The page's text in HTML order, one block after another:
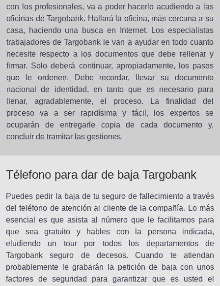
con los profesionales, va a poder hacerlo acudiendo a las
oficinas de Targobank. Hallará la oficina, más cercana a su
casa, haciendo una busca en Internet. Los especialistas
trabajadores de Targobank le van a ayudar en todo cuanto
necesite respecto a los documentos que debe rellenar y
firmar. Solo deberá continuar, apropiadamente, los pasos
que le ordenen. Debe recordar, llevar su documento
nacional de identidad, en tanto que es necesario para
llenar, agradablemente, el proceso. La finalidad del
proceso va a ser rapidísima y fácil, los expertos se
ocuparán de entregarle copia de cada documento y,
concluir de tramitar las gestiones.
Télefono para dar de baja Targobank
Puedes pedir la baja de tu seguro de fallecimiento a través
del teléfono de atención al cliente de la compañía. Lo más
esencial es que asista al número que le facilitamos para
que sea gratuito y hables con la persona indicada,
eludiendo un tour por todos los departamentos de
Targobank seguro de decesos. Cuando te atiendan
probablemente le grabarán la petición de baja con unos
factores de seguridad para garantizar que es usted el